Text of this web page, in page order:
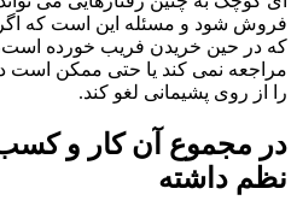
فروش شود و مسئله این است که
که در حین خریدن فریب خورده است،
مراجعه نمی کند یا حتی ممکن است
را از روی پشیمانی لغو کند.
در مجموع آن کار و کسب
نظم داشته